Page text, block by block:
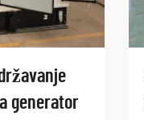
generator